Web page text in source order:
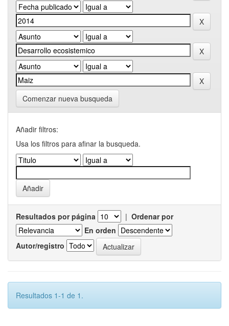
Comenzar nueva busqueda
Añadir filtros:
Usa los filtros para afinar la busqueda.
Resultados por página | Ordenar por
En orden
Autor/registro
Resultados 1-1 de 1.